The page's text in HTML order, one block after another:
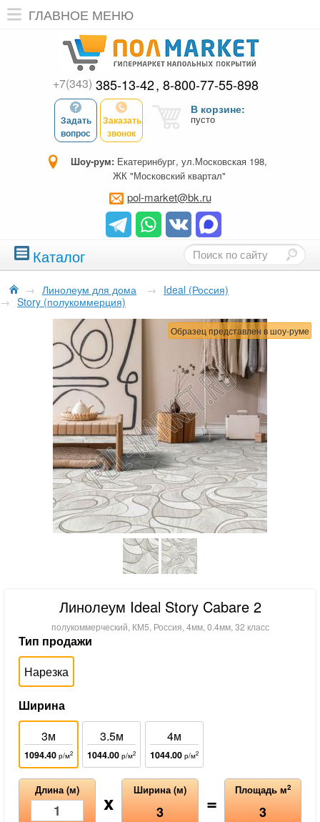
ГЛАВНОЕ МЕНЮ
+7(343) 385-13-42 8-800-77-55-898
Задать
вопрос
Заказать
звонок
В корзине:
пусто
Шоу-рум: Екатеринбург, ул.Московская 198,
ЖК "Московский квартал"
pol-market@bk.ru
Каталог
→ Линолеум для дома → Ideal (Россия)
→ Story (полукоммерция)
Образец представлен в шоу-руме
Линолеум Ideal Story Cabare 2
полукоммерческий, КМ5, Россия, 4мм, 0.4мм, 32 класс
Тип продажи
Нарезка
Ширина
3м
1094.40 р/м2
3.5м
1044.00 р/м2
4м
1044.00 р/м2
Длина (м) x Ширина (м)
3 = Площадь м2
3